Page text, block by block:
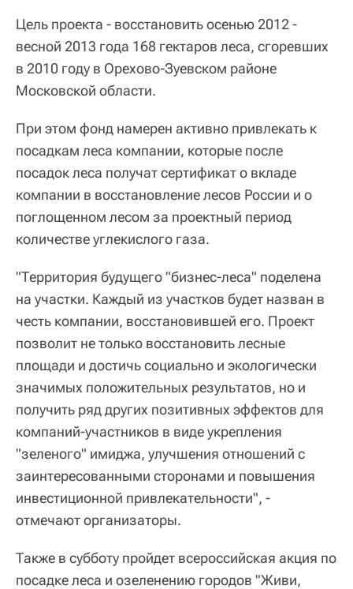
Цель проекта - восстановить осенью 2012 -
весной 2013 года 168 гектаров леса, сгоревших
в 2010 году в Орехово-Зуевском районе
Московской области.
При этом фонд намерен активно привлекать к
посадкам леса компании, которые после
посадок леса получат сертификат о вкладе
компании в восстановление лесов России и о
поглощенном лесом за проектный период
количестве углекислого газа.
"Территория будущего "бизнес-леса" поделена
на участки. Каждый из участков будет назван в
честь компании, восстановившей его. Проект
позволит не только восстановить лесные
площади и достичь социально и экологически
значимых положительных результатов, но и
получить ряд других позитивных эффектов для
компаний-участников в виде укрепления
"зеленого" имиджа, улучшения отношений с
заинтересованными сторонами и повышения
инвестиционной привлекательности", -
отмечают организаторы.
Также в субботу пройдет всероссийская акция по
посадке леса и озеленению городов "Живи,